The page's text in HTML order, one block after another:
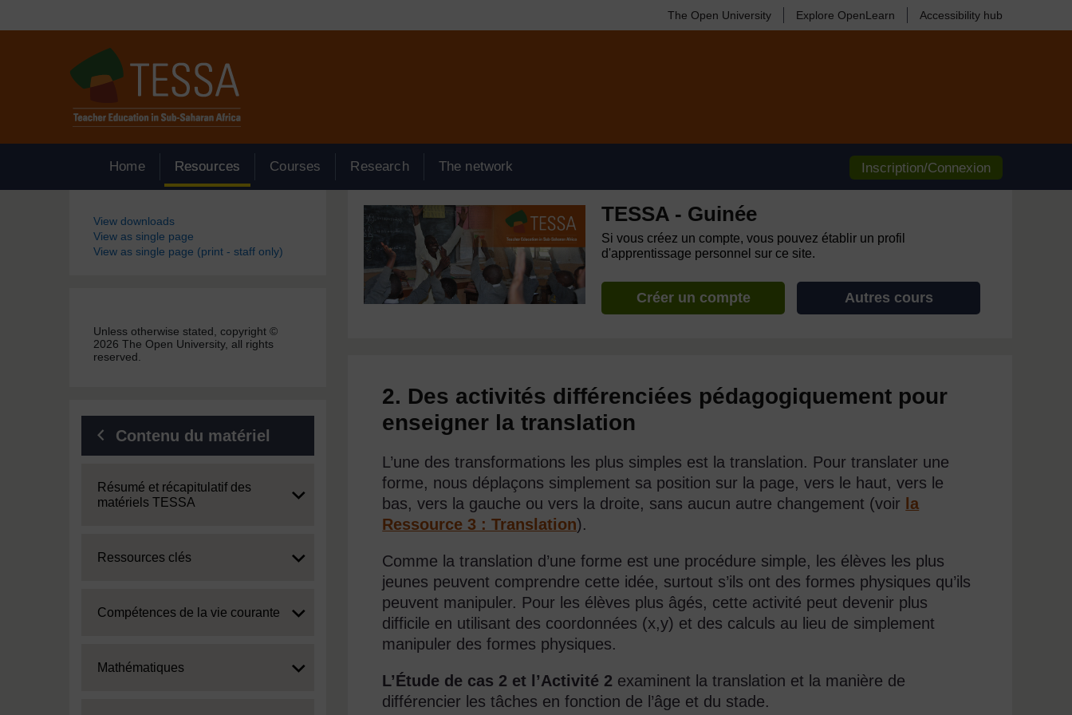
The Open University Explore OpenLearn Accessibility hub
Home Resources Courses Research The network Inscription/Connexion
Blocs
View downloads
View as single page
View as single page (print - staff only)
Unless otherwise stated, copyright ©
2026 The Open University, all rights
reserved.
Contenu du matériel
Expand
Résumé et récapitulatif des
matériels TESSA
Expand
Ressources clés
Expand
Compétences de la vie courante
Expand
Mathématiques
TESSA - Guinée
Si vous créez un compte, vous pouvez établir un profil
d'apprentissage personnel sur ce site.
Créer un compte Autres cours
2. Des activités différenciées pédagogiquement pour
enseigner la translation
L’une des transformations les plus simples est la translation. Pour translater une
forme, nous déplaçons simplement sa position sur la page, vers le haut, vers le
bas, vers la gauche ou vers la droite, sans aucun autre changement (voir la
Ressource 3 : Translation).
Comme la translation d’une forme est une procédure simple, les élèves les plus
jeunes peuvent comprendre cette idée, surtout s’ils ont des formes physiques qu’ils
peuvent manipuler. Pour les élèves plus âgés, cette activité peut devenir plus
difficile en utilisant des coordonnées (x,y) et des calculs au lieu de simplement
manipuler des formes physiques.
L’Étude de cas 2 et l’Activité 2 examinent la translation et la manière de
différencier les tâches en fonction de l’âge et du stade.